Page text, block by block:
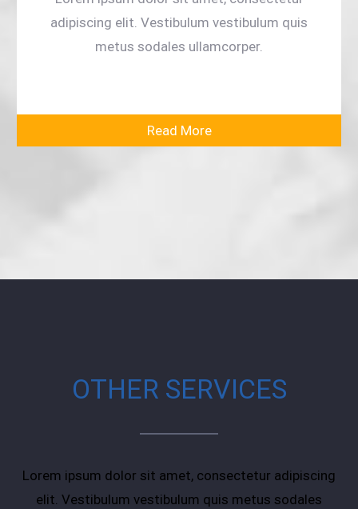
adipiscing elit. Vestibulum vestibulum quis
metus sodales ullamcorper.
Read More
OTHER SERVICES
Lorem ipsum dolor sit amet, consectetur adipiscing
elit. Vestibulum vestibulum quis metus sodales